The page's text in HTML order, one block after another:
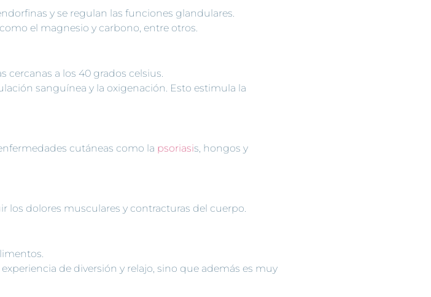
y se regulan las funciones glandulares.
el magnesio y carbono, entre otros.
a los 40 grados celsius.
sanguínea y la oxigenación. Esto estimula la
cutáneas como la psoriasis, hongos y
los dolores musculares y contracturas del cuerpo.
de diversión y relajo, sino que además es muy